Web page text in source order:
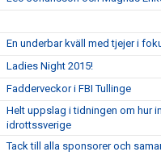
En underbar kväll med tjejer i
Ladies Night 2015!
Fadderveckor i FBI Tullinge
Helt uppslag i tidningen om hur
idrottssverige
Tack till alla sponsorer och